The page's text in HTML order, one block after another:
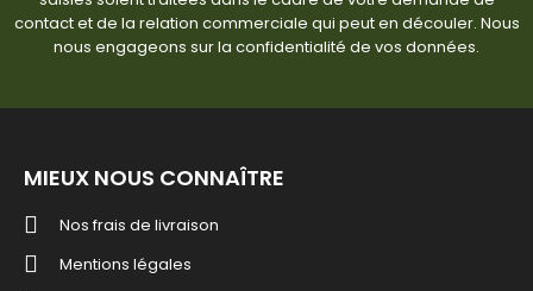
contact et de la relation commerciale qui peut en découler. Nous
nous engageons sur la confidentialité de vos données.
MIEUX NOUS CONNAÎTRE
Nos frais de livraison
Mentions légales